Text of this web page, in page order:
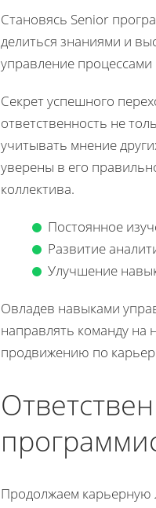
Становясь Senior
делиться знаниями и
управление
Секрет успешного
ответственность не
учитывать мнение
уверены в его
коллектива.
Постоянное
Развитие
Улучшение
Овладев навыками
направлять команду на
продвижению по
Продолжаем карьерную